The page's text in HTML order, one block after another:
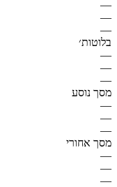
—
—
—
בלוטות׳
—
—
—
מסך נוסע
—
—
—
מסך אחורי
—
—
—